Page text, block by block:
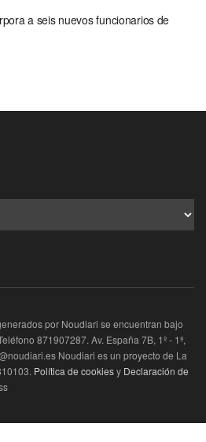
a seis nuevos funcionarios de
por Noudiari se encuentran bajo
871907287. Av. España 7B, 1º - 1ª,
Noudiari es un proyecto de La
Política de cookiesy Declaración de